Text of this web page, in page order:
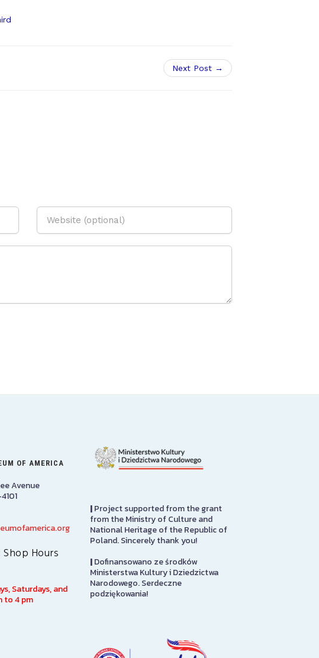
Next Post →
Please stop
here. Also
items directly
Library
The Polish Museum of
America Library has over
100,000 books in both Polish
and English languages on
OF AMERICA
Avenue
Hours
Saturdays, and
to 4 pm
|Project supported from the grant
from the Ministry of Culture and
National Heritage of the Republic of
Poland. Sincerely thank you!
|Dofinansowano ze środków
Ministerstwa Kultury i Dziedzictwa
Narodowego. Serdeczne
podziękowania!